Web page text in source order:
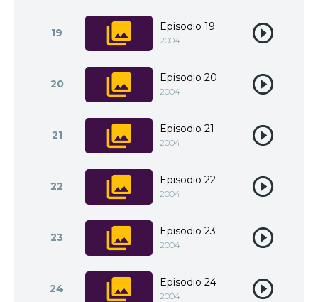
19 Episodio 19
2004
20 Episodio 20
2004
21 Episodio 21
2004
22 Episodio 22
2004
23 Episodio 23
2004
24 Episodio 24
2004